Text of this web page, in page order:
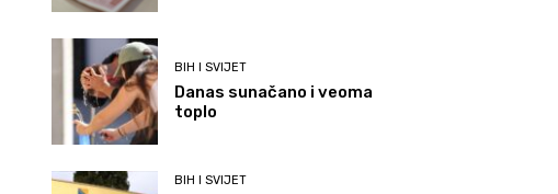
BIH I SVIJET
Danas sunačano i veoma
toplo
BIH I SVIJET